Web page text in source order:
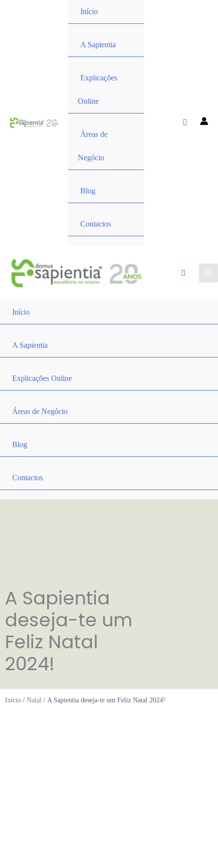
Início
A Sapientia
Explicações
Online
Áreas de
Negócio
Blog
Contactos
Início
A Sapientia
Explicações Online
Áreas de Negócio
Blog
Contactos
A Sapientia
deseja-te um
Feliz Natal
2024!
Início / Natal / A Sapientia deseja-te um Feliz Natal 2024!